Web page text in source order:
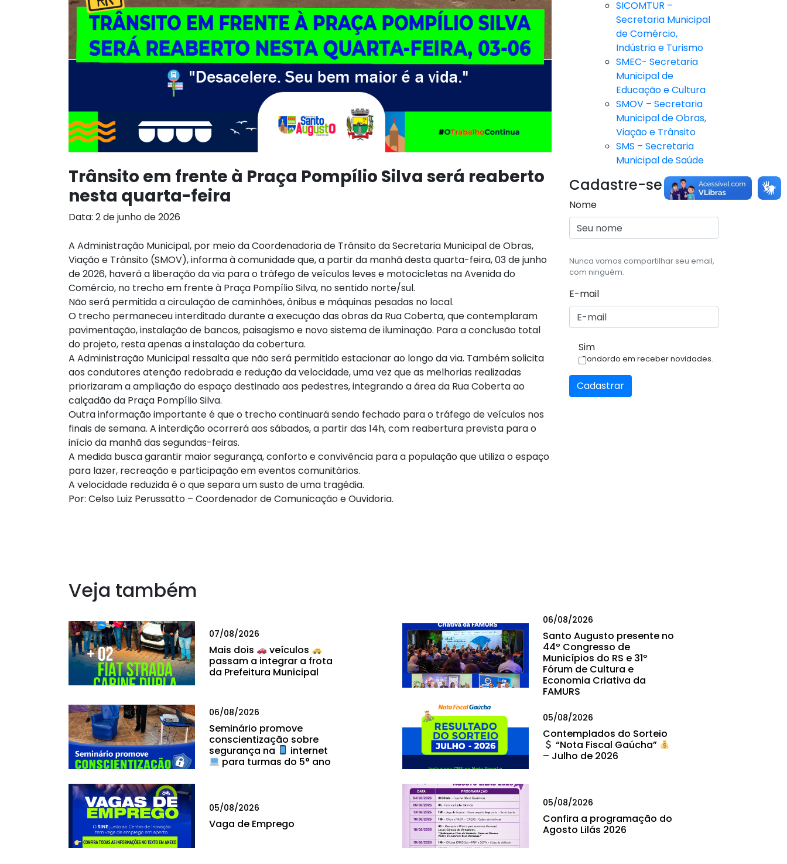
Trânsito em frente à Praça Pompílio Silva será reaberto
nesta quarta-feira
Data: 2 de junho de 2026
A Administração Municipal, por meio da Coordenadoria de Trânsito da Secretaria Municipal de Obras,
Viação e Trânsito (SMOV), informa à comunidade que, a partir da manhã desta quarta-feira, 03 de junho
de 2026, haverá a liberação da via para o tráfego de veículos leves e motocicletas na Avenida do
Comércio, no trecho em frente à Praça Pompílio Silva, no sentido norte/sul.
Não será permitida a circulação de caminhões, ônibus e máquinas pesadas no local.
O trecho permaneceu interditado durante a execução das obras da Rua Coberta, que contemplaram
pavimentação, instalação de bancos, paisagismo e novo sistema de iluminação. Para a conclusão total
do projeto, resta apenas a instalação da cobertura.
A Administração Municipal ressalta que não será permitido estacionar ao longo da via. Também solicita
aos condutores atenção redobrada e redução da velocidade, uma vez que as melhorias realizadas
priorizaram a ampliação do espaço destinado aos pedestres, integrando a área da Rua Coberta ao
calçadão da Praça Pompílio Silva.
Outra informação importante é que o trecho continuará sendo fechado para o tráfego de veículos nos
finais de semana. A interdição ocorrerá aos sábados, a partir das 14h, com reabertura prevista para o
início da manhã das segundas-feiras.
A medida busca garantir maior segurança, conforto e convivência para a população que utiliza o espaço
para lazer, recreação e participação em eventos comunitários.
A velocidade reduzida é o que separa um susto de uma tragédia.
Por: Celso Luiz Perussatto – Coordenador de Comunicação e Ouvidoria.
SICOMTUR –
Secretaria Municipal
de Comércio,
Indústria e Turismo
SMEC- Secretaria
Municipal de
Educação e Cultura
SMOV – Secretaria
Municipal de Obras,
Viação e Trânsito
SMS – Secretaria
Municipal de Saúde
Cadastre-se
Nome
Nunca vamos compartilhar seu email,
com ninguém.
E-mail
Sim
Condordo em receber novidades.
Cadastrar
Veja também
07/08/2026
Mais dois
veículos
passam a integrar a frota
da Prefeitura Municipal
06/08/2026
Santo Augusto presente no
44º Congresso de
Municípios do RS e 31º
Fórum de Cultura e
Economia Criativa da
FAMURS
06/08/2026
Seminário promove
conscientização sobre
segurança na
internet
para turmas do 5° ano
05/08/2026
Contemplados do Sorteio
“Nota Fiscal Gaúcha”
– Julho de 2026
05/08/2026
Vaga de Emprego
05/08/2026
Confira a programação do
Agosto Lilás 2026